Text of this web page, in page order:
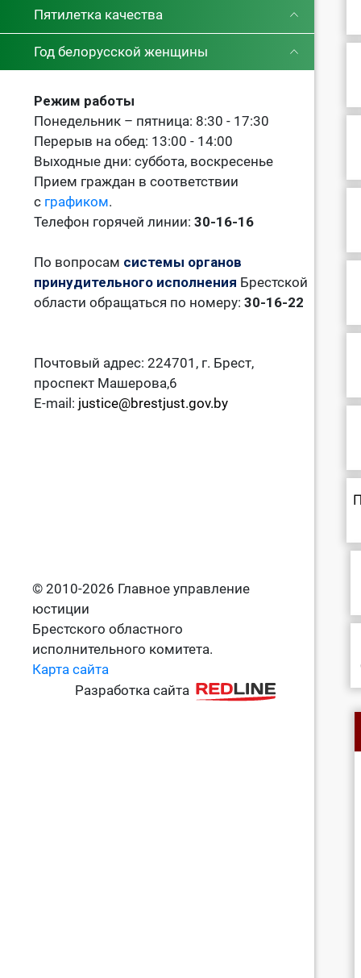
Пятилетка качества
Год белорусской женщины
Режим работы
Понедельник – пятница: 8:30 - 17:30
Перерыв на обед: 13:00 - 14:00
Выходные дни: суббота, воскресенье
Прием граждан в соответствии
с графиком.
Телефон горячей линии: 30-16-16
По вопросам системы органов
принудительного исполнения Брестской
области обращаться по номеру: 30-16-22
Почтовый адрес: 224701, г. Брест,
проспект Машерова,6
E-mail: justice@brestjust.gov.by
© 2010-2026 Главное управление
юстиции
Брестского областного
исполнительного комитета.
Карта сайта
Разработка сайта